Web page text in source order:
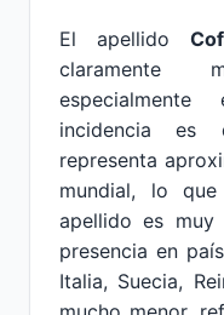
El apellido
claramente
incidencia es
representa
mundial, lo
apellido es muy
presencia en
Italia, Suecia,